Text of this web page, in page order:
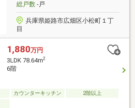
総戸数-戸
兵庫県姫路市広畑区小松町１丁
目
1,880万円
3LDK 78.64m2
6階
カウンターキッチン
2階以上